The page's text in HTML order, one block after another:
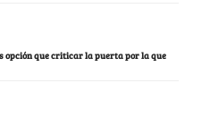
opción que criticar la puerta por la que